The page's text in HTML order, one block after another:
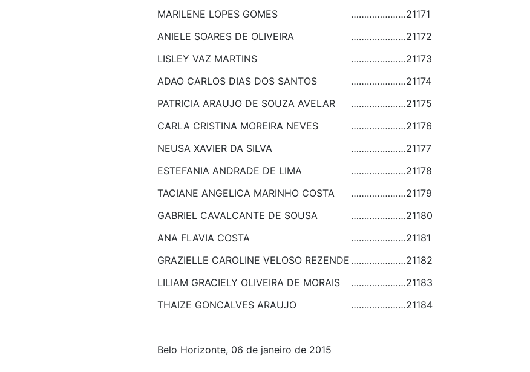
MARILENE LOPES GOMES
…………………21171
ANIELE SOARES DE OLIVEIRA
…………………21172
LISLEY VAZ MARTINS
…………………21173
ADAO CARLOS DIAS DOS SANTOS
…………………21174
PATRICIA ARAUJO DE SOUZA AVELAR
…………………21175
CARLA CRISTINA MOREIRA NEVES
…………………21176
NEUSA XAVIER DA SILVA
…………………21177
ESTEFANIA ANDRADE DE LIMA
…………………21178
TACIANE ANGELICA MARINHO COSTA
…………………21179
GABRIEL CAVALCANTE DE SOUSA
…………………21180
ANA FLAVIA COSTA
…………………21181
GRAZIELLE CAROLINE VELOSO REZENDE …………………21182
LILIAM GRACIELY OLIVEIRA DE MORAIS
…………………21183
THAIZE GONCALVES ARAUJO
…………………21184
Belo Horizonte, 06 de janeiro de 2015